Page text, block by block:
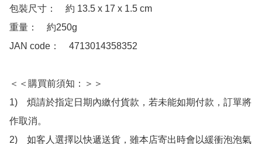
包裝尺寸：　約 13.5 x 17 x 1.5 cm
重量：　約250g
JAN code：　4713014358352
＜＜購買前須知：＞＞
1)　煩請於指定日期內繳付貨款，若未能如期付款，訂單將
作取消。
2)　如客人選擇以快遞送貨，雖本店寄出時會以緩衝泡泡氣